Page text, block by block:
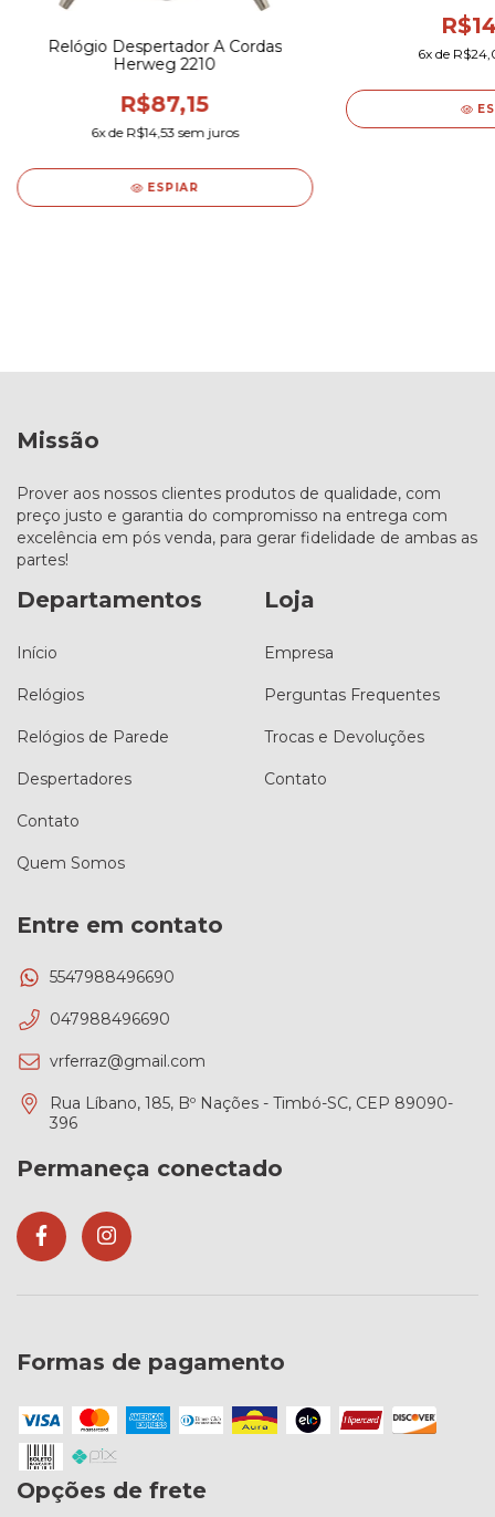
Relógio Despertador A Cordas
Herweg 2210
R$87,15
6x de R$14,53 sem juros
ESPIAR
6x de
Missão
Prover aos nossos clientes produtos de qualidade, com
preço justo e garantia do compromisso na entrega com
excelência em pós venda, para gerar fidelidade de ambas as
partes!
Departamentos
Início
Relógios
Relógios de Parede
Despertadores
Contato
Quem Somos
Loja
Empresa
Perguntas Frequentes
Trocas e Devoluções
Contato
Entre em contato
5547988496690
047988496690
vrferraz@gmail.com
Rua Líbano, 185, Bº Nações - Timbó-SC, CEP 89090-
396
Permaneça conectado
Formas de pagamento
Opções de frete